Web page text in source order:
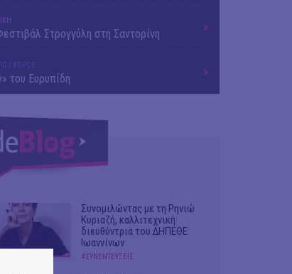
Στρογγύλη στη Σαντορίνη
/ ΧΟΡΟΣ
του Ευρυπίδη
Συνομιλώντας με τη Ρηνιώ
Κυριαζή, καλλιτεχνική
διευθύντρια του ΔΗΠΕΘΕ
Ιωαννίνων
#ΣΥΝΕΝΤΕΥΞΕΙΣ